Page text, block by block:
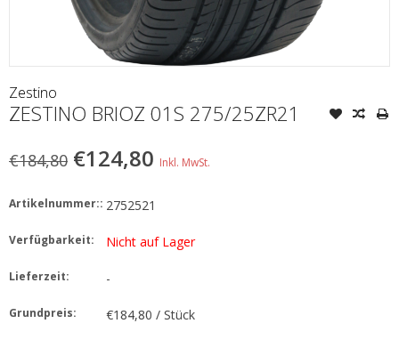
Zestino
ZESTINO BRIOZ 01S 275/25ZR21
€184,80 €124,80 Inkl. MwSt.
Artikelnummer:: 2752521
Verfügbarkeit: Nicht auf Lager
Lieferzeit: -
Grundpreis: €184,80 / Stück